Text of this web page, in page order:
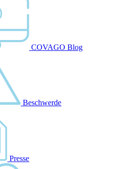
COVAGO Blog
Beschwerde
Presse